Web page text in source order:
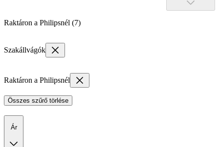
Raktáron a Philipsnél (7)
Szakállvágók
Raktáron a Philipsnél
Összes szűrő törlése
Ár